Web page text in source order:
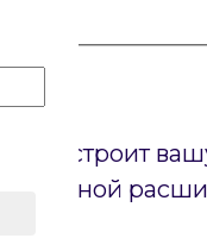
построит